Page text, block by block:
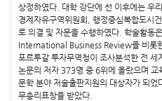
상정하였다. 대학 강단에 선 이후에는 우
경제자유구역위원회, 행정중심복합도시
로 의결 및 자문을 수행하였다. 학술활동
International Business Review를 비롯
포르투갈 투자무역청이 조사분석한 전
논문의 저자 373명 중 6위에 올랐으며 교
문학 분야 저술출판지원의 대상자가 되
무총리표창을 받았다.